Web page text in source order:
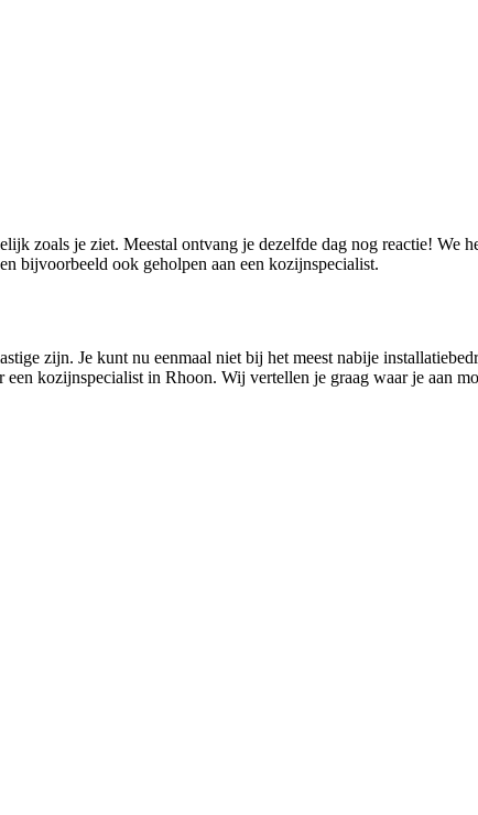
zoals je ziet. Meestal ontvang je dezelfde dag nog reactie! We
bijvoorbeeld ook geholpen aan een kozijnspecialist.
zijn. Je kunt nu eenmaal niet bij het meest nabije
kozijnspecialist in Rhoon. Wij vertellen je graag waar je aan